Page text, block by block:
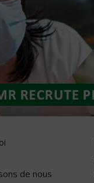
de nous